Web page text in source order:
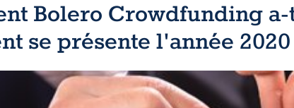
Bolero Crowdfunding a-
se présente l'année 2020